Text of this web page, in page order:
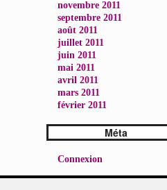
novembre 2011
septembre 2011
août 2011
juillet 2011
juin 2011
mai 2011
avril 2011
mars 2011
février 2011
Méta
Connexion